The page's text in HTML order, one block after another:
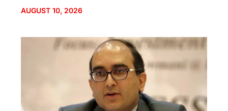
AUGUST 10, 2026